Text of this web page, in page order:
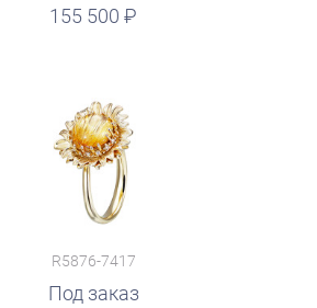
155 500
R5876-7417
Под заказ